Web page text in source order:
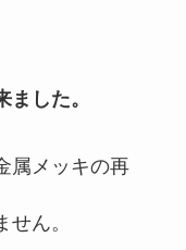
した。
属メッキの再
ん。